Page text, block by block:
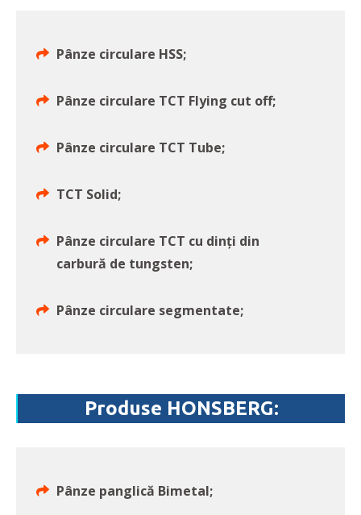
Pânze circulare HSS;
Pânze circulare TCT Flying cut off;
Pânze circulare TCT Tube;
TCT Solid;
Pânze circulare TCT cu dinți din
carbură de tungsten;
Pânze circulare segmentate;
Produse HONSBERG:
Pânze panglică Bimetal;